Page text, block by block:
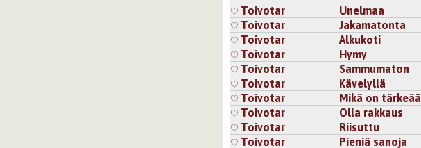
Toivotar
Unelmaa
Toivotar
Jakamatonta
Toivotar
Alkukoti
Toivotar
Hymy
Toivotar
Sammumaton
Toivotar
Kävelyllä
Toivotar
Mikä on tärkeää
Toivotar
Olla rakkaus
Toivotar
Riisuttu
Toivotar
Pieniä sanoja